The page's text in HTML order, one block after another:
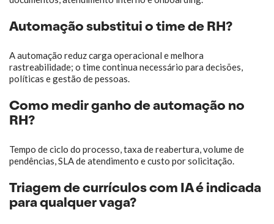
Automação substitui o time de RH?
A automação reduz carga operacional e melhora
rastreabilidade; o time continua necessário para decisões,
políticas e gestão de pessoas.
Como medir ganho de automação no
RH?
Tempo de ciclo do processo, taxa de reabertura, volume de
pendências, SLA de atendimento e custo por solicitação.
Triagem de currículos com IA é indicada
para qualquer vaga?